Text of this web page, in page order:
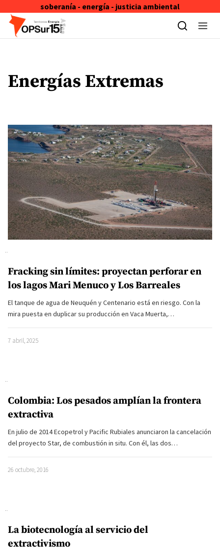
soberanía - energía - justicia ambiental
Skip to content
Energías Extremas
Fracking sin límites: proyectan perforar en
los lagos Mari Menuco y Los Barreales
El tanque de agua de Neuquén y Centenario está en riesgo. Con la
mira puesta en duplicar su producción en Vaca Muerta,…
7 abril, 2025
Colombia: Los pesados amplían la frontera
extractiva
En julio de 2014 Ecopetrol y Pacific Rubiales anunciaron la cancelación
del proyecto Star, de combustión in situ. Con él, las dos…
26 octubre, 2016
La biotecnología al servicio del
extractivismo